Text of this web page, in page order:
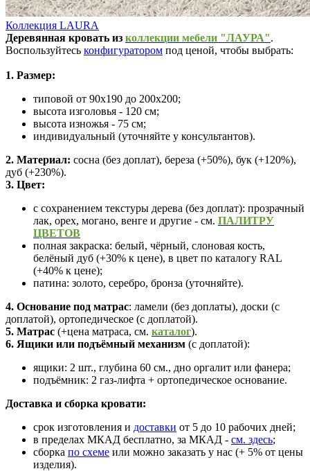
Коллекция LAURA
Деревянная кровать из коллекции мебели "ЛАУРА".
Воспользуйтесь конфигуратором под ценой, чтобы выбрать:
1. Размер:
типовой от 90х190 до 200х200;
высота изголовья - 120 см;
высота изножья - 75 см;
индивидуальный (уточняйте у консультантов).
2. Материал: сосна (без доплат), береза (+50%), бук (+120%),
дуб (+230%).
3. Цвет:
с сохранением текстуры дерева (без доплат): прозрачный
лак, орех, могано, венге и другие - см. ПАЛИТРУ
ЦВЕТОВ
полная закраска: белый, чёрный, слоновая кость,
белёный дуб (+30% к цене), в цвет по каталогу RAL
(+40% к цене);
патина: золото, серебро, бронза (уточняйте).
4. Основание под матрас: ламели (без доплаты), доски (с
доплатой), ортопедическое (с доплатой).
5. Матрас (+цена матраса, см. каталог).
6. Ящики или подъёмный механизм (с доплатой):
ящики: 2 шт., глубина 60 см., дно оргалит или фанера;
подъёмник: 2 газ-лифта + ортопедическое основание.
Доставка и сборка кровати:
срок изготовления и доставки от 5 до 10 рабочих дней;
в пределах МКАД бесплатно, за МКАД - см. здесь;
сборка по схеме или можно заказать у нас (+ 5% от цены
изделия).